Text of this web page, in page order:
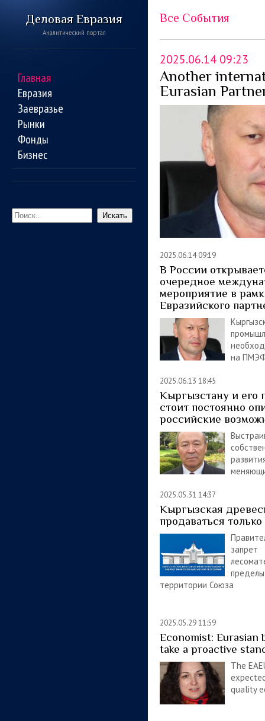
Деловая Евразия
Аналитический портал
Главная
Евразия
Заевразье
Рынки
Фонды
Бизнес
Искать
Все События
2025.06.14 09:23
Another
Eurasian
2025.06.14 09:19
В России
очередное
мероприятие в
Евразийского
на
2025.06.13 18:45
Кыргызстану и его
стоит постоянно
российские
2025.05.31 14:37
Кыргызская
продаваться
территории Союза
2025.05.29 11:59
Economist: Eurasian
take a proactive
The
quality